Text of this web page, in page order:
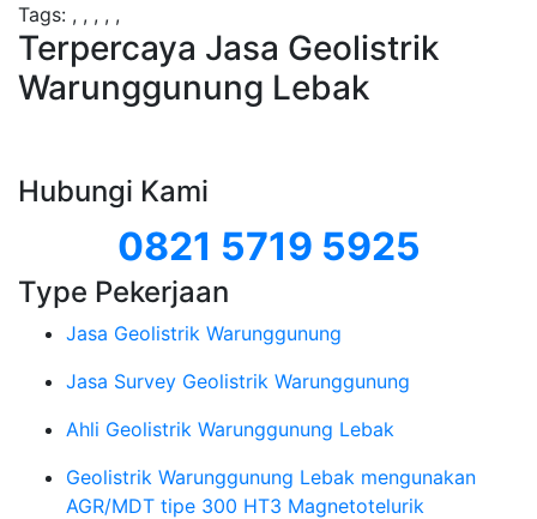
Tags: , , , , ,
Terpercaya Jasa Geolistrik
Warunggunung Lebak
Hubungi Kami
0821 5719 5925
Type Pekerjaan
Jasa Geolistrik Warunggunung
Jasa Survey Geolistrik Warunggunung
Ahli Geolistrik Warunggunung Lebak
Geolistrik Warunggunung Lebak mengunakan
AGR/MDT tipe 300 HT3 Magnetotelurik